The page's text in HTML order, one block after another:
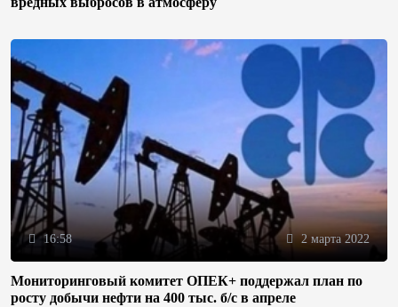
16:58 2 марта 2022
Мониторинговый комитет ОПЕК+ поддержал план по
росту добычи нефти на 400 тыс. б/с в апреле